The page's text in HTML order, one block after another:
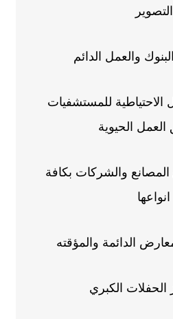
التصوير
الاحتياطية للمستشفيات
الحيوية
المصانع والشركات بكافة
انواعها